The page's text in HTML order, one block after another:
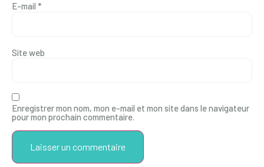
E-mail *
Site web
Enregistrer mon nom, mon e-mail et mon site dans le navigateur
pour mon prochain commentaire.